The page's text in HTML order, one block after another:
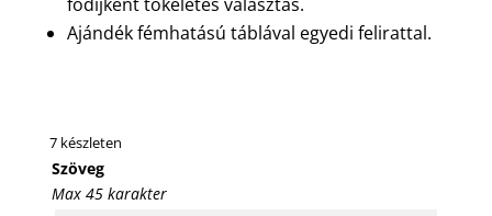
Ajándék fémhatású táblával egyedi felirattal.
7 készleten
Szöveg
Max 45 karakter